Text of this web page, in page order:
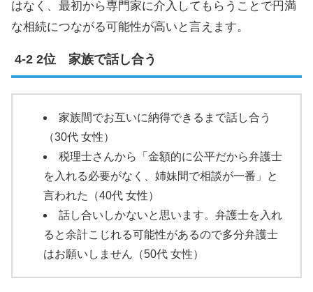
はなく、最初から専門家に介入してもらうことで円満
な相続につながる可能性が高いと言えます。
2位 家族で話し合う
家族間でお互いに納得できるまで話し合う
（30代 女性）
税理士さんから「金額的に公平だから弁護士
を入れる必要がなく、姉妹間で相談が一番」と
言われた（40代 女性）
話し合いしかないと思います。弁護士を入れ
ると余計こじれる可能性があるので多分弁護士
はお願いしません（50代 女性）